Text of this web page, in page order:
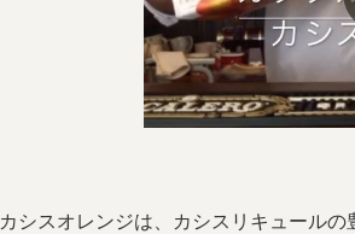
カシスオレンジは、カシスリキュール